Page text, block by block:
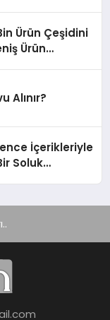
Ürün Çeşidini
Ürün
Alınır?
İçerikleriyle
Soluk